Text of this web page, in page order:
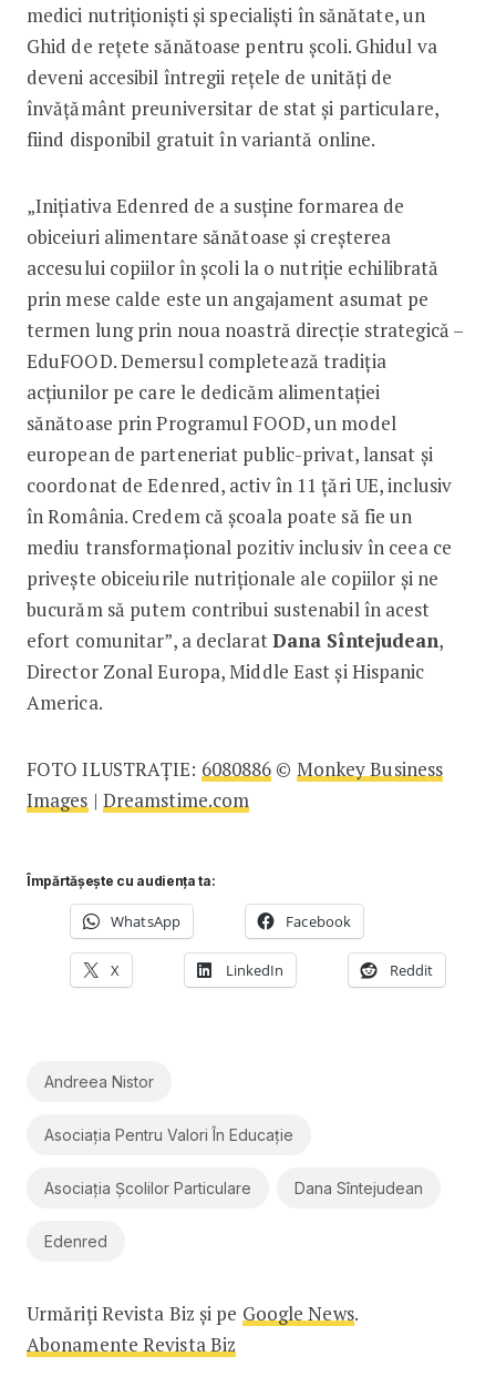
medici nutriționiști și specialiști în sănătate, un
Ghid de rețete sănătoase pentru școli. Ghidul va
deveni accesibil întregii rețele de unități de
învățământ preuniversitar de stat și particulare,
fiind disponibil gratuit în variantă online.
„Inițiativa Edenred de a susține formarea de
obiceiuri alimentare sănătoase și creșterea
accesului copiilor în școli la o nutriție echilibrată
prin mese calde este un angajament asumat pe
termen lung prin noua noastră direcție strategică –
EduFOOD. Demersul completează tradiția
acțiunilor pe care le dedicăm alimentației
sănătoase prin Programul FOOD, un model
european de parteneriat public-privat, lansat și
coordonat de Edenred, activ în 11 țări UE, inclusiv
în România. Credem că școala poate să fie un
mediu transformațional pozitiv inclusiv în ceea ce
privește obiceiurile nutriționale ale copiilor și ne
bucurăm să putem contribui sustenabil în acest
efort comunitar”, a declaratDana Sîntejudean,
Director Zonal Europa, Middle East şi Hispanic
America.
FOTO ILUSTRAȚIE: 6080886 © Monkey Business
Images | Dreamstime.com
Împărtășește cu audiența ta:
WhatsApp Facebook
X LinkedIn Reddit
Andreea Nistor
Asociația Pentru Valori În Educație
Asociația Școlilor Particulare Dana Sîntejudean
Edenred
Urmăriți Revista Biz și pe Google News.
Abonamente Revista Biz